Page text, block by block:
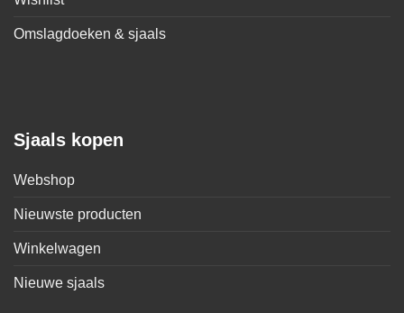
Omslagdoeken & sjaals
Sjaals kopen
Webshop
Nieuwste producten
Winkelwagen
Nieuwe sjaals